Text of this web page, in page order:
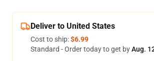
Deliver to United States
Cost to ship:$6.99
Standard - Order today to get byAug.